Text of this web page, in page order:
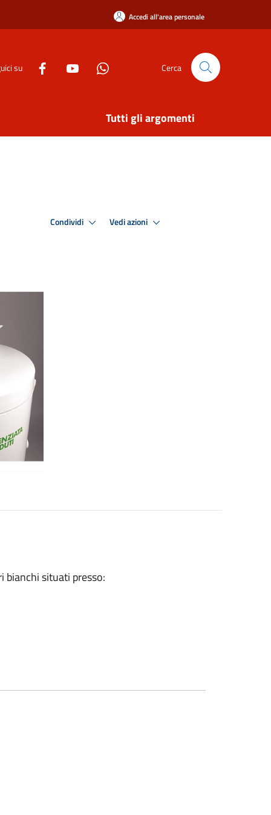
Accedi all'area personale
su Cerca
Tutti gli argomenti
Condividi Vedi azioni
bianchi situati presso: